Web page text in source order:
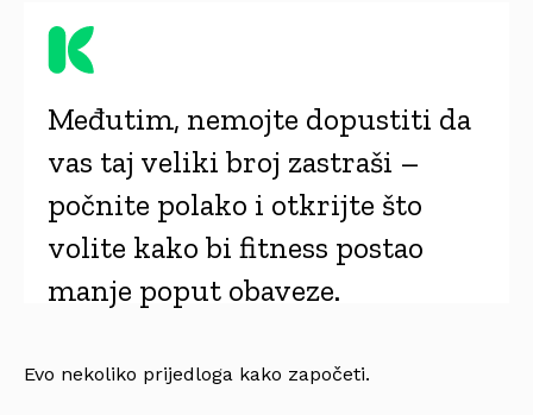
Međutim, nemojte dopustiti da
vas taj veliki broj zastraši –
počnite polako i otkrijte što
volite kako bi fitness postao
manje poput obaveze.
Evo nekoliko prijedloga kako započeti.